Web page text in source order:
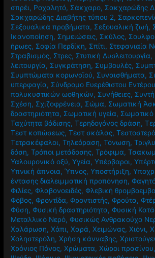
σπρέι, Ροχαλητό, Σάκχαρο, Σακχαρώδης
Σακχαρώδης Διαβήτης τύπου 2,
Σεξουαλικά προβήματα, Σεξουαλική ζωή,
Ικανοποίηση, Σημειώσεις, Σκύλος,
ήρωες, Σοφία Περδίκη, Σπίτι, Στεφανιαία
Στραβισμός, Στρες, Στυτική Δυσλειτουργία,
λειτουργία, Συγκράτηση, Συμβουλές,
Συμπτώματα κορωνοϊού, Συναισθήματα,
υπερφαγία, Σύνδρομο Ευερέθιστου Εντέρου
πολυκυστικών ωοθηκών, Συνήθειες,
Σχέση, Σχιζοφρένεια, Σώμα, Σωματική
δραστηριότητα, Σωματική υγεία,
Ταχύτητα βάδισης,Τερηδογόνος δράση,
Τεστ κοπώσεως,Τεστ σκάλας,
Τετρακέφαλοι,Τηλεόραση,Τόνωση,
δόση,Τρόποι μετάδοσης,Τρόφιμα,
Υαλουρονικό οξύ,Υγεία,Υπέρβαροι,
Υπνική άπνοια,Ύπνος,Υποστήριξη,
έντασης διαλειμματική προπόνηση,
Φιλίες,Φλαβονοειδές,Φλεβική
Φόβος,Φροντίδα,Φροντιστής,Φρούτα,
Φύση,Φυσική δραστηριότητα,Φυσική
Μεταλλικό Νερό,Φυσικώς Ανθρακούχο
Χαλάρωση,Χάπι,Χαρά,Χειμώνας,Χιόνι,
Χοληστερόλη,Χρήση κάνναβης,
Χρόνιος Πόνος,Χρώματα,Χώροι πρασίνου,